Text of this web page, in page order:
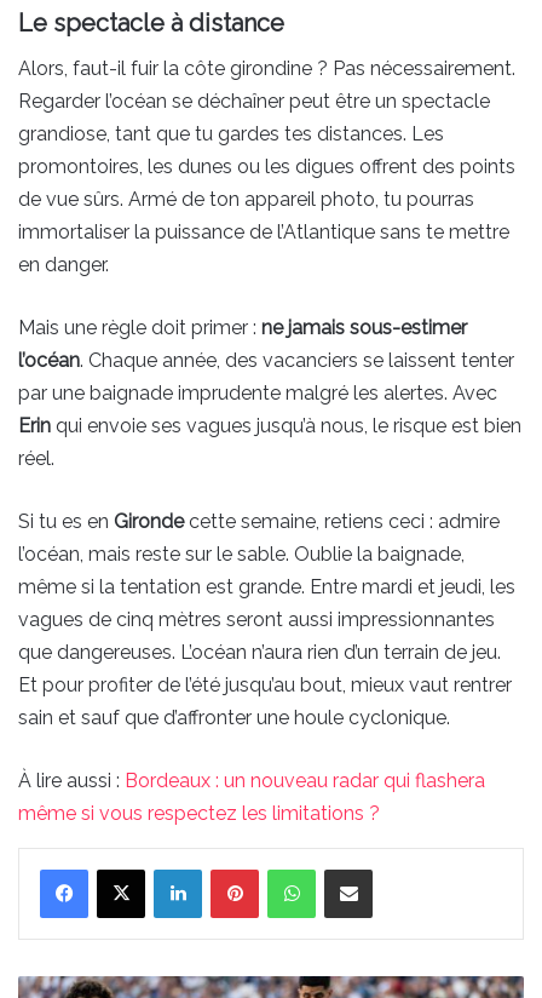
Le spectacle à distance
Alors, faut-il fuir la côte girondine ? Pas nécessairement.
Regarder l’océan se déchaîner peut être un spectacle
grandiose, tant que tu gardes tes distances. Les
promontoires, les dunes ou les digues offrent des points
de vue sûrs. Armé de ton appareil photo, tu pourras
immortaliser la puissance de l’Atlantique sans te mettre
en danger.
Mais une règle doit primer : ne jamais sous-estimer
l’océan. Chaque année, des vacanciers se laissent tenter
par une baignade imprudente malgré les alertes. Avec
Erin qui envoie ses vagues jusqu’à nous, le risque est bien
réel.
Si tu es en Girondecette semaine, retiens ceci : admire
l’océan, mais reste sur le sable. Oublie la baignade,
même si la tentation est grande. Entre mardi et jeudi, les
vagues de cinq mètres seront aussi impressionnantes
que dangereuses. L’océan n’aura rien d’un terrain de jeu.
Et pour profiter de l’été jusqu’au bout, mieux vaut rentrer
sain et sauf que d’affronter une houle cyclonique.
À lire aussi : Bordeaux : un nouveau radar qui flashera
même si vous respectez les limitations ?
LinkedinPinterestWhatsAppPartager par email
Les